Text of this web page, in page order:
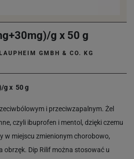
g x 50 g
GMBH & CO. KG
g x 50 g
i przeciwzapalnym. Żel
czyli ibuprofen i mentol, dzięki czemu
w miejscu zmienionym chorobowo,
obrzęk. Dip Rilif można stosować u